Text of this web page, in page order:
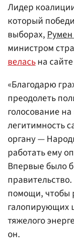
Лидер
который
выборах,
министром
веласьна
«Благодарю
преодолеть
голосование
легитимность
органу —
работать ему
Впервые было
помощи, чтобы
галопирующих
тяжелого
он.